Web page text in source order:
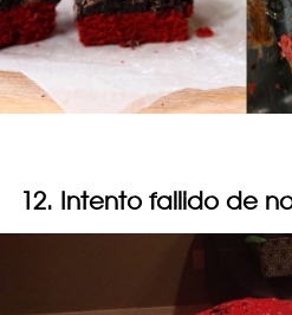
12. Intento fallido de